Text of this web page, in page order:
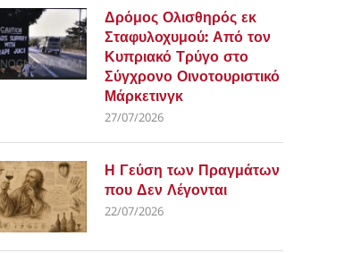
Δρόμος Ολισθηρός εκ
Σταφυλοχυμού: Από τον
Κυπριακό Τρύγο στο
Σύγχρονο Οινοτουριστικό
Μάρκετινγκ
27/07/2026
Η Γεύση των Πραγμάτων
που Δεν Λέγονται
22/07/2026